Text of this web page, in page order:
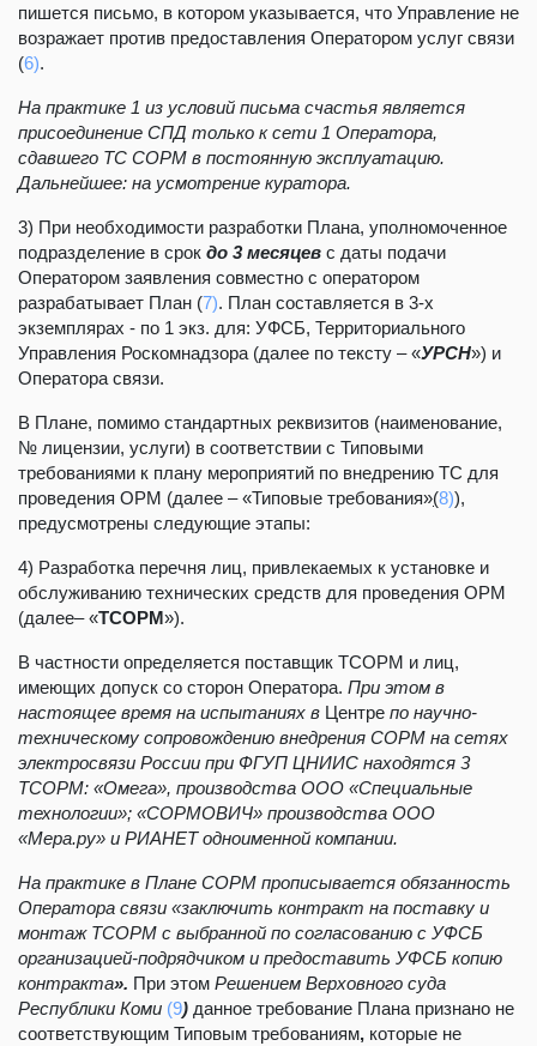
пишется письмо, в котором указывается, что Управление не
возражает против предоставления Оператором услуг связи
(6).
На практике 1 из условий письма счастья является
присоединение СПД только к сети 1 Оператора,
сдавшего ТС СОРМ в постоянную эксплуатацию.
Дальнейшее: на усмотрение куратора.
3) При необходимости разработки Плана, уполномоченное
подразделение в срок до 3 месяцев с даты подачи
Оператором заявления совместно с оператором
разрабатывает План (7). План составляется в 3-х
экземплярах - по 1 экз. для: УФСБ, Территориального
Управления Роскомнадзора (далее по тексту – «УРСН») и
Оператора связи.
В Плане, помимо стандартных реквизитов (наименование,
№ лицензии, услуги) в соответствии с Типовыми
требованиями к плану мероприятий по внедрению ТС для
проведения ОРМ (далее – «Типовые требования»(8)),
предусмотрены следующие этапы:
4) Разработка перечня лиц, привлекаемых к установке и
обслуживанию технических средств для проведения ОРМ
(далее– «ТСОРМ»).
В частности определяется поставщик ТСОРМ и лиц,
имеющих допуск со сторон Оператора. При этом в
настоящее время на испытаниях в Центре по научно-
техническому сопровождению внедрения СОРМ на сетях
электросвязи России при ФГУП ЦНИИС находятся 3
ТСОРМ: «Омега», производства ООО «Специальные
технологии»; «СОРМОВИЧ» производства ООО
«Мера.ру» и РИАНЕТ одноименной компании.
На практике в Плане СОРМ прописывается обязанность
Оператора связи «заключить контракт на поставку и
монтаж ТСОРМ с выбранной по согласованию с УФСБ
организацией-подрядчиком и предоставить УФСБ копию
контракта». При этом Решением Верховного суда
Республики Коми (9) данное требование Плана признано не
соответствующим Типовым требованиям, которые не